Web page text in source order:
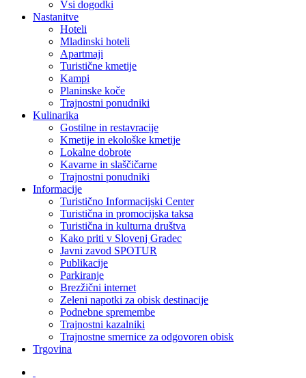
Vsi dogodki
Nastanitve
Hoteli
Mladinski hoteli
Apartmaji
Turistične kmetije
Kampi
Planinske koče
Trajnostni ponudniki
Kulinarika
Gostilne in restavracije
Kmetije in ekološke kmetije
Lokalne dobrote
Kavarne in slaščičarne
Trajnostni ponudniki
Informacije
Turistično Informacijski Center
Turistična in promocijska taksa
Turistična in kulturna društva
Kako priti v Slovenj Gradec
Javni zavod SPOTUR
Publikacije
Parkiranje
Brezžični internet
Zeleni napotki za obisk destinacije
Podnebne spremembe
Trajnostni kazalniki
Trajnostne smernice za odgovoren obisk
Trgovina